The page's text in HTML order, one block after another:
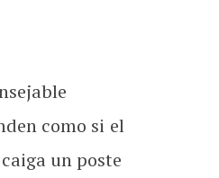
como si el
un poste